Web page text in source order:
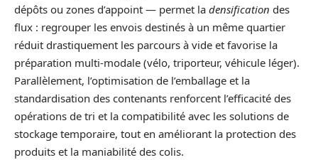
dépôts ou zones d’appoint — permet la densification des
flux : regrouper les envois destinés à un même quartier
réduit drastiquement les parcours à vide et favorise la
préparation multi-modale (vélo, triporteur, véhicule léger).
Parallèlement, l’optimisation de l’emballage et la
standardisation des contenants renforcent l’efficacité des
opérations de tri et la compatibilité avec les solutions de
stockage temporaire, tout en améliorant la protection des
produits et la maniabilité des colis.